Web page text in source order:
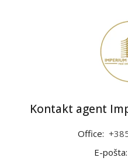
Kontakt agent
Office:
E-pošta: